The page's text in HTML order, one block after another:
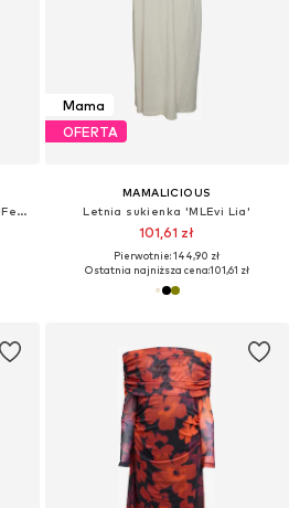
Szeroka nogawka Spodnie 'OLMFever'
Mama
OFERTA
MAMALICIOUS
Letnia sukienka 'MLEvi Lia'
101,61 zł
Pierwotnie: 144,90 zł
Ostatnia najniższa cena:101,61 zł